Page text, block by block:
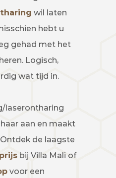
wil laten
hebt u
gehad met het
Logisch,
wat tijd in.
laserontharing
aan en maakt
de laagste
bij Villa Mali of
voor een